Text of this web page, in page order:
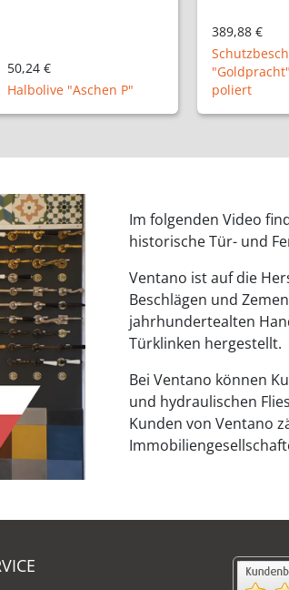
"Goldpracht", Messing
poliert
148,32 €
NM
Im folgenden Video
historische Tür- und
Ventano ist auf die
Beschlägen und
jahrhundertealten
Türklinken hergestellt.
Bei Ventano können
und hydraulischen
Kunden von Ventano